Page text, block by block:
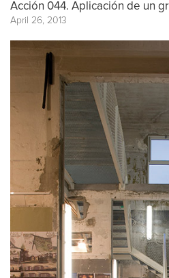
Acción 044. Aplicación de un
April 26, 2013